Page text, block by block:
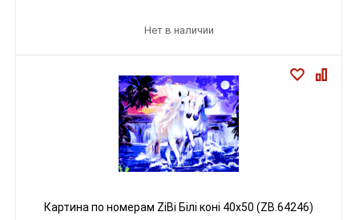
Нет в наличии
Картина по номерам ZiBi Білі коні 40x50 (ZB.64246)